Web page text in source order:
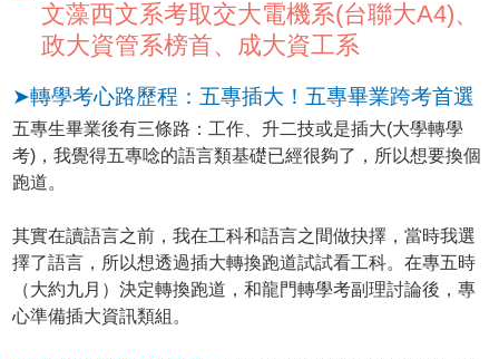
文藻西文系考取交大電機系(台聯大A4)、
政大資管系榜首、成大資工系
➤轉學考心路歷程：五專插大！五專畢業跨考首選
五專生畢業後有三條路：工作、升二技或是插大(大學轉學
考)，我覺得五專唸的語言類基礎已經很夠了，所以想要換個
跑道。
其實在讀語言之前，我在工科和語言之間做抉擇，當時我選
擇了語言，所以想透過插大轉換跑道試試看工科。在專五時
（大約九月）決定轉換跑道，和龍門轉學考副理討論後，專
心準備插大資訊類組。